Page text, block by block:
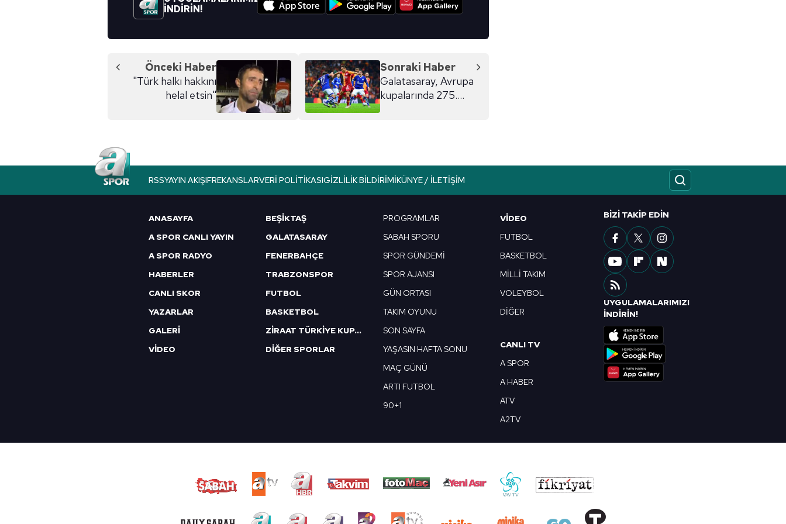
İNDİRİN!
Önceki Haber
"Türk halkı hakkını
helal etsin"
Sonraki Haber
Galatasaray, Avrupa
kupalarında 275.
RSSYAYIN AKIŞIFREKANSLARVERI POLITIKASIGIZLILIK BILDIRIMIKÜNYE / İLETIŞIM
ANASAYFA
A SPOR CANLI YAYIN
A SPOR RADYO
HABERLER
CANLI SKOR
YAZARLAR
GALERİ
VİDEO
BEŞİKTAŞ
GALATASARAY
FENERBAHÇE
TRABZONSPOR
FUTBOL
BASKETBOL
ZİRAAT TÜRKİYE KUPASI
DİĞER SPORLAR
PROGRAMLAR
SABAH SPORU
SPOR GÜNDEMİ
SPOR AJANSI
GÜN ORTASI
TAKIM OYUNU
SON SAYFA
YAŞASIN HAFTA SONU
MAÇ GÜNÜ
ARTI FUTBOL
90+1
VIDEO
FUTBOL
BASKETBOL
MİLLİ TAKIM
VOLEYBOL
DİĞER
CANLI TV
A SPOR
A HABER
ATV
A2TV
BIZI TAKIP EDIN
UYGULAMALARIMIZI
İNDİRİN!